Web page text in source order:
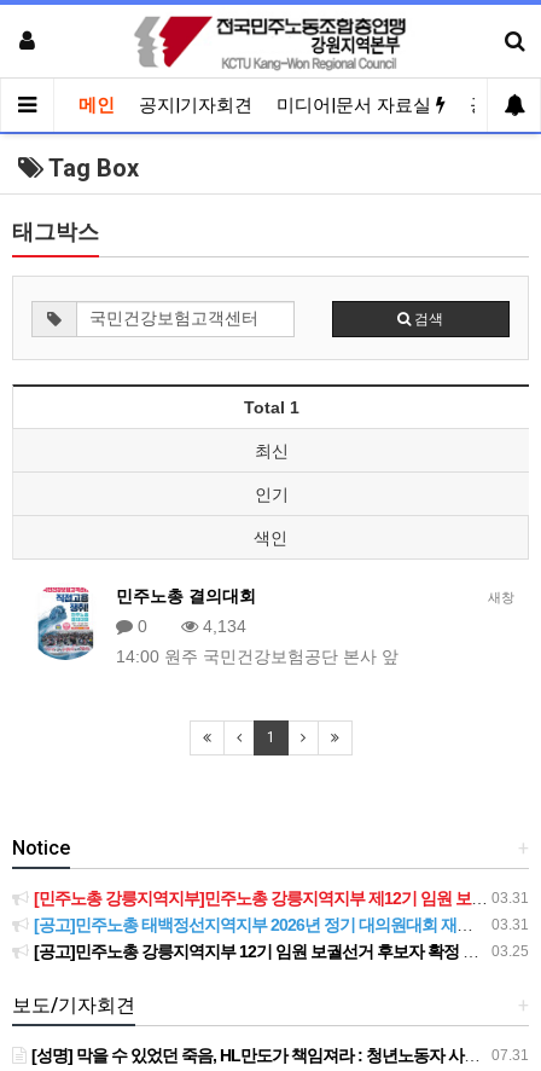
메인 공지|기자회견 미디어|문서 자료실 공유게
Tag Box
태그박스
검색
Total 1
최신
인기
색인
새창
민주노총 결의대회
0
4,134
14:00 원주 국민건강보험공단 본사 앞
1
+
Notice
03.31
[민주노총 강릉지역지부]민주노총 강릉지역지부 제12기 임원 보궐선거결과 공고
03.31
[공고]민주노총 태백정선지역지부 2026년 정기 대의원대회 재소집 건
03.25
[공고]민주노총 강릉지역지부 12기 임원 보궐선거 후보자 확정 공고
+
보도/기자회견
07.31
[성명] 막을 수 있었던 죽음, HL만도가 책임져라 : 청년노동자 사망사고의 철저한 진상규명과 재발방지 대책 마련하라